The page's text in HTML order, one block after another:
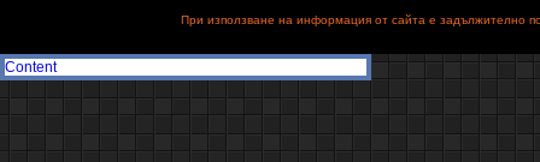
При използване на информация от сайта е задължително
Content